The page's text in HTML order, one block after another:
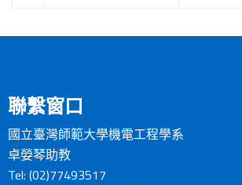
聯繫窗口
國立臺灣師範大學機電工程學系
卓嫈琴助教
Tel: (02)77493517